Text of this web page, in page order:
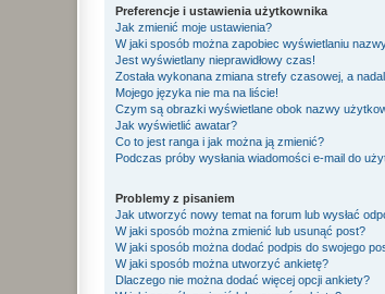
Preferencje i ustawienia użytkownika
Jak zmienić moje ustawienia?
W jaki sposób można zapobiec wyświetlaniu
Jest wyświetlany nieprawidłowy czas!
Została wykonana zmiana strefy czasowej, a
Mojego języka nie ma na liście!
Czym są obrazki wyświetlane obok nazwy
Jak wyświetlić awatar?
Co to jest ranga i jak można ją zmienić?
Podczas próby wysłania wiadomości e-mail do
Problemy z pisaniem
Jak utworzyć nowy temat na forum lub wysłać
W jaki sposób można zmienić lub usunąć post?
W jaki sposób można dodać podpis do swojego
W jaki sposób można utworzyć ankietę?
Dlaczego nie można dodać więcej opcji ankiety?